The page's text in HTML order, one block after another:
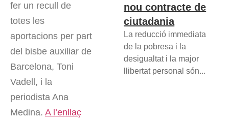
fer un recull de
totes les
aportacions per part
del bisbe auxiliar de
Barcelona, Toni
Vadell, i la
periodista Ana
Medina. A l’enllaç
nou contracte de
ciutadania
La reducció immediata
de la pobresa i la
desigualtat i la major
llibertat personal són...